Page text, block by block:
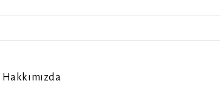
Hakkımızda